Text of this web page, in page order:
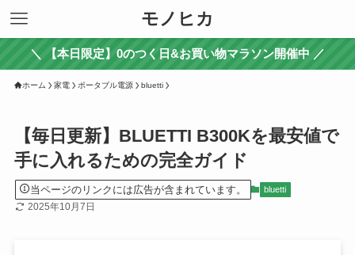
モノヒカ
＼ 【本日限定】0のつく日&お買い物マラソン開催中 ／
ホーム 家電 ポータブル電源 bluetti
【毎日更新】BLUETTI B300Kを最安値で
手に入れるための完全ガイド
当ページのリンクには広告が含まれています。 bluetti
2025年10月7日